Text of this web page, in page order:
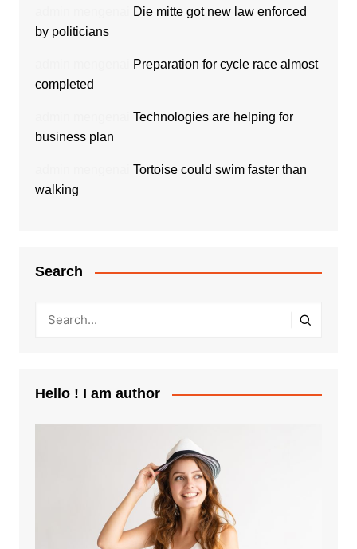
Die mitte got new law enforced
by politicians
Preparation for cycle race almost
completed
Technologies are helping for
business plan
Tortoise could swim faster than
walking
Search
Hello ! I am author